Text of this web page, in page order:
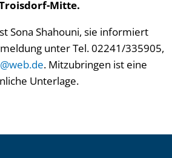
Mitte.
Sona Shahouni, sie informiert
unter Tel. 02241/335905,
. Mitzubringen ist eine
Unterlage.